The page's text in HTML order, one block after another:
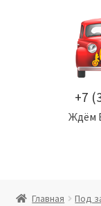
содержимому
+7
Ждём
Главная Под